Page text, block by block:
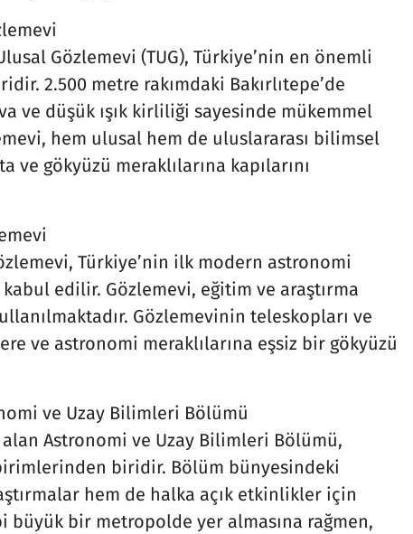
Gözlemevi (TUG), Türkiye’nin en önemli
2.500 metre rakımdaki Bakırlıtepe’de
ve düşük ışık kirliliği sayesinde mükemmel
hem ulusal hem de uluslararası bilimsel
ve gökyüzü meraklılarına kapılarını
Türkiye’nin ilk modern astronomi
edilir. Gözlemevi, eğitim ve araştırma
Gözlemevinin teleskopları ve
ve astronomi meraklılarına eşsiz bir gökyüzü
ve Uzay Bilimleri Bölümü
Astronomi ve Uzay Bilimleri Bölümü,
biridir. Bölüm bünyesindeki
hem de halka açık etkinlikler için
büyük bir metropolde yer almasına rağmen,